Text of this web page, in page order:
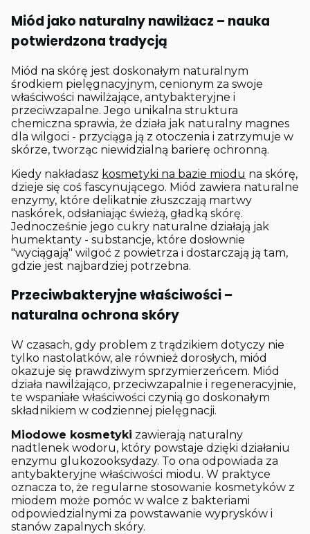
Miód jako naturalny nawilżacz – nauka
potwierdzona tradycją
Miód na skórę jest doskonałym naturalnym
środkiem pielęgnacyjnym, cenionym za swoje
właściwości nawilżające, antybakteryjne i
przeciwzapalne. Jego unikalna struktura
chemiczna sprawia, że działa jak naturalny magnes
dla wilgoci - przyciąga ją z otoczenia i zatrzymuje w
skórze, tworząc niewidzialną barierę ochronną.
Kiedy nakładasz kosmetyki na bazie miodu na skórę,
dzieje się coś fascynującego. Miód zawiera naturalne
enzymy, które delikatnie złuszczają martwy
naskórek, odsłaniając świeżą, gładką skórę.
Jednocześnie jego cukry naturalne działają jak
humektanty - substancje, które dosłownie
"wyciągają" wilgoć z powietrza i dostarczają ją tam,
gdzie jest najbardziej potrzebna.
Przeciwbakteryjne właściwości –
naturalna ochrona skóry
W czasach, gdy problem z trądzikiem dotyczy nie
tylko nastolatków, ale również dorosłych, miód
okazuje się prawdziwym sprzymierzeńcem. Miód
działa nawilżająco, przeciwzapalnie i regeneracyjnie,
te wspaniałe właściwości czynią go doskonałym
składnikiem w codziennej pielęgnacji.
Miodowe kosmetyki zawierają naturalny
nadtlenek wodoru, który powstaje dzięki działaniu
enzymu glukozooksydazy. To ona odpowiada za
antybakteryjne właściwości miodu. W praktyce
oznacza to, że regularne stosowanie kosmetyków z
miodem może pomóc w walce z bakteriami
odpowiedzialnymi za powstawanie wyprysków i
stanów zapalnych skóry.